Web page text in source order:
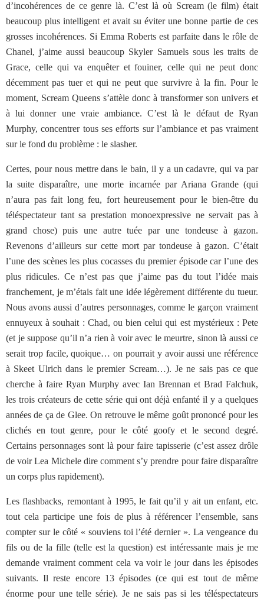
d’incohérences de ce genre là. C’est là où Scream (le film) était
beaucoup plus intelligent et avait su éviter une bonne partie de ces
grosses incohérences. Si Emma Roberts est parfaite dans le rôle de
Chanel, j’aime aussi beaucoup Skyler Samuels sous les traits de
Grace, celle qui va enquêter et fouiner, celle qui ne peut donc
décemment pas tuer et qui ne peut que survivre à la fin. Pour le
moment, Scream Queens s’attèle donc à transformer son univers et
à lui donner une vraie ambiance. C’est là le défaut de Ryan
Murphy, concentrer tous ses efforts sur l’ambiance et pas vraiment
sur le fond du problème : le slasher.
Certes, pour nous mettre dans le bain, il y a un cadavre, qui va par
la suite disparaître, une morte incarnée par Ariana Grande (qui
n’aura pas fait long feu, fort heureusement pour le bien-être du
téléspectateur tant sa prestation monoexpressive ne servait pas à
grand chose) puis une autre tuée par une tondeuse à gazon.
Revenons d’ailleurs sur cette mort par tondeuse à gazon. C’était
l’une des scènes les plus cocasses du premier épisode car l’une des
plus ridicules. Ce n’est pas que j’aime pas du tout l’idée mais
franchement, je m’étais fait une idée légèrement différente du tueur.
Nous avons aussi d’autres personnages, comme le garçon vraiment
ennuyeux à souhait : Chad, ou bien celui qui est mystérieux : Pete
(et je suppose qu’il n’a rien à voir avec le meurtre, sinon là aussi ce
serait trop facile, quoique… on pourrait y avoir aussi une référence
à Skeet Ulrich dans le premier Scream…). Je ne sais pas ce que
cherche à faire Ryan Murphy avec Ian Brennan et Brad Falchuk,
les trois créateurs de cette série qui ont déjà enfanté il y a quelques
années de ça de Glee. On retrouve le même goût prononcé pour les
clichés en tout genre, pour le côté goofy et le second degré.
Certains personnages sont là pour faire tapisserie (c’est assez drôle
de voir Lea Michele dire comment s’y prendre pour faire disparaître
un corps plus rapidement).
Les flashbacks, remontant à 1995, le fait qu’il y ait un enfant, etc.
tout cela participe une fois de plus à référencer l’ensemble, sans
compter sur le côté « souviens toi l’été dernier ». La vengeance du
fils ou de la fille (telle est la question) est intéressante mais je me
demande vraiment comment cela va voir le jour dans les épisodes
suivants. Il reste encore 13 épisodes (ce qui est tout de même
énorme pour une telle série). Je ne sais pas si les téléspectateurs